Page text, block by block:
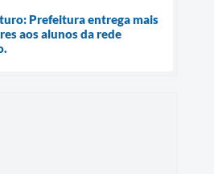
Prefeitura entrega mais
aos alunos da rede